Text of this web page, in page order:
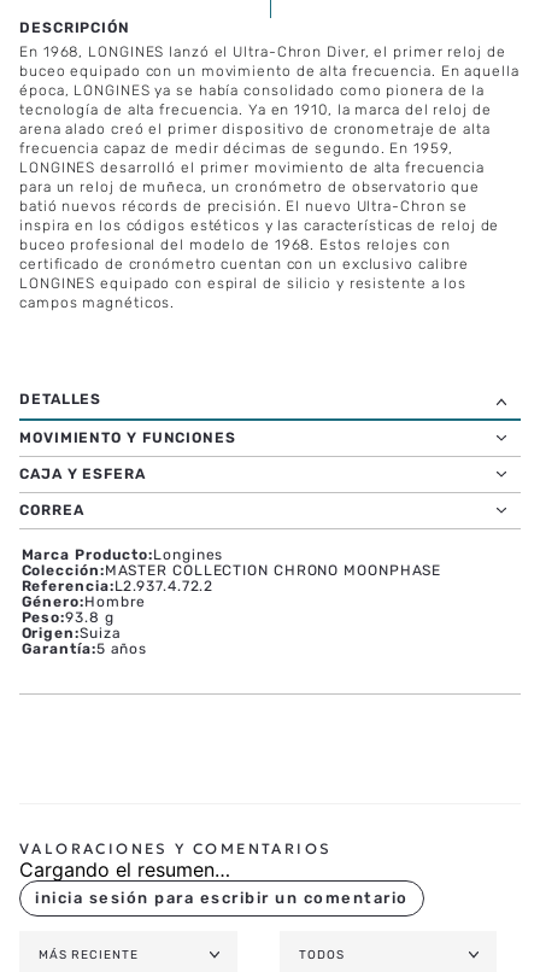
En 1968, LONGINES lanzó el Ultra-Chron Diver, el primer reloj de
buceo equipado con un movimiento de alta frecuencia. En aquella
época, LONGINES ya se había consolidado como pionera de la
tecnología de alta frecuencia. Ya en 1910, la marca del reloj de
arena alado creó el primer dispositivo de cronometraje de alta
frecuencia capaz de medir décimas de segundo. En 1959,
LONGINES desarrolló el primer movimiento de alta frecuencia
para un reloj de muñeca, un cronómetro de observatorio que
batió nuevos récords de precisión. El nuevo Ultra-Chron se
inspira en los códigos estéticos y las características de reloj de
buceo profesional del modelo de 1968. Estos relojes con
certificado de cronómetro cuentan con un exclusivo calibre
LONGINES equipado con espiral de silicio y resistente a los
campos magnéticos.
MOVIMIENTO Y FUNCIONES
CAJA Y ESFERA
CORREA
Marca Producto:Longines
Colección:MASTER COLLECTION CHRONO MOONPHASE
Referencia:L2.937.4.72.2
Género:Hombre
Peso:93.8 g
Origen:Suiza
Garantía:5 años
Cargando el resumen…
MÁS RECIENTE TODOS